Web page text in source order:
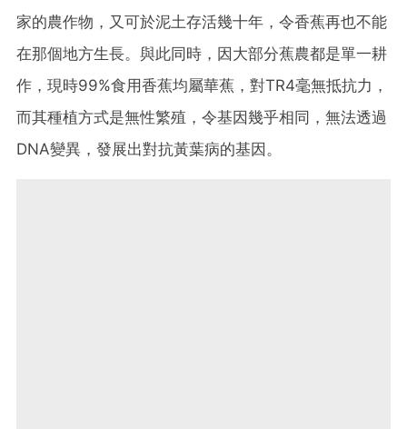
家的農作物，又可於泥土存活幾十年，令香蕉再也不能
在那個地方生長。與此同時，因大部分蕉農都是單一耕
作，現時99%食用香蕉均屬華蕉，對TR4毫無抵抗力，
而其種植方式是無性繁殖，令基因幾乎相同，無法透過
DNA變異，發展出對抗黃葉病的基因。